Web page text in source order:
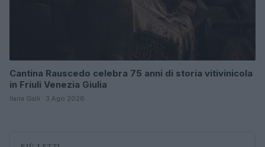
Cantina Rauscedo celebra 75 anni di storia vitivinicola
in Friuli Venezia Giulia
Ilaria Galli · 3 Ago 2026